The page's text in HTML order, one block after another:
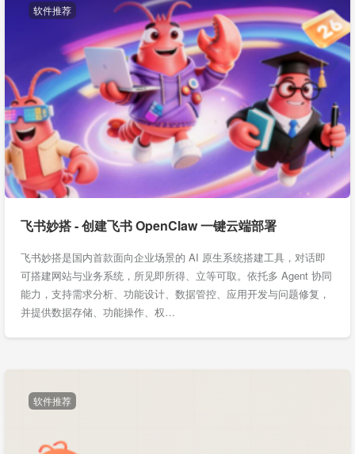
软件推荐
飞书妙搭 - 创建飞书 OpenClaw 一键云端部署
飞书妙搭是国内首款面向企业场景的 AI 原生系统搭建工具，对话即
可搭建网站与业务系统，所见即所得、立等可取。依托多 Agent 协同
能力，支持需求分析、功能设计、数据管控、应用开发与问题修复，
并提供数据存储、功能操作、权…
软件推荐